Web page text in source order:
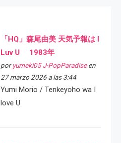
「HQ」森尾由美 天気予報は I
Luv U 1983年
por yumeki05 J-PopParadiseen
27 marzo 2026 a las 3:44
Yumi Morio / Tenkeyoho wa I
love U